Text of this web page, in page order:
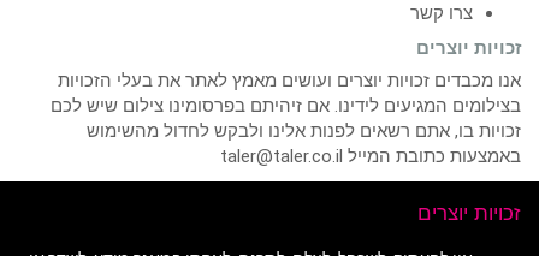
צרו קשר
זכויות יוצרים
אנו מכבדים זכויות יוצרים ועושים מאמץ לאתר את בעלי הזכויות
בצילומים המגיעים לידינו. אם זיהיתם בפרסומינו צילום שיש לכם
זכויות בו, אתם רשאים לפנות אלינו ולבקש לחדול מהשימוש
באמצעות כתובת המייל taler@taler.co.il
זכויות יוצרים